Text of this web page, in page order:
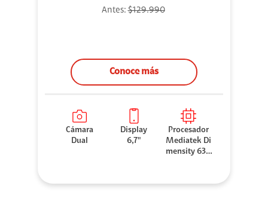
Antes:$129.990
Conoce más
Cámara
Dual
Display
6,7"
Procesador
Mediatek Di
mensity 630